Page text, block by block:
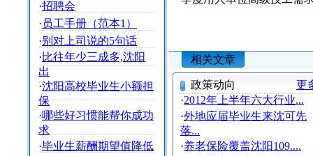
·招聘会
· 员工手册（范本1）
·别对上司说的5句话
·比往年少三成多,沈阳
出
·沈阳高校毕业生小额担
保
·哪些好习惯能帮你成功
求
·毕业生薪酬期望值降低
相关文章
政策动向
更
·2012年上半年六大行业...
·外地应届毕业生来沈可先
落...
·养老保险覆盖沈阳109....